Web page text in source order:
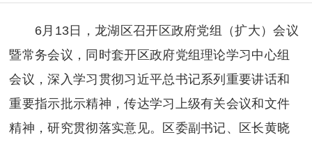
6月13日，龙湖区召开区政府党组（扩大）会议
暨常务会议，同时套开区政府党组理论学习中心组
会议，深入学习贯彻习近平总书记系列重要讲话和
重要指示批示精神，传达学习上级有关会议和文件
精神，研究贯彻落实意见。区委副书记、区长黄晓